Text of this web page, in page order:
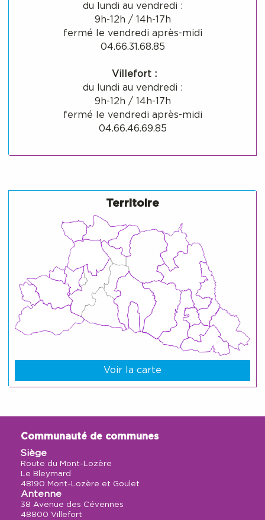
du lundi au vendredi :
9h-12h / 14h-17h
fermé le vendredi après-midi
04.66.31.68.85
Villefort :
du lundi au vendredi :
9h-12h / 14h-17h
fermé le vendredi après-midi
04.66.46.69.85
Territoire
Voir la carte
Communauté de communes
Siège
Route du Mont-Lozère
Le Bleymard
48190 Mont-Lozère et Goulet
Antenne
38 Avenue des Cévennes
48800 Villefort